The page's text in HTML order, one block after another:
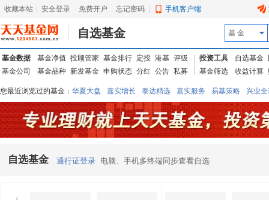
收藏本站 安全登录 免费开户 忘记密码 手机客户端
自选基金 基 金
基金数据 基金净值 投顾管家 基金排行 定投 港基 评级
基金公司
基金品种 新发基金 申购状态 分红 公告 私募
投资工具 自选基金
基金筛选
收益计算
您最近浏览过的基金： 华夏大盘 嘉实增长 泰达精选 嘉实服务 易基策略 兴业
信诚蓝筹 华夏优势 汇丰龙腾 华夏红利 易基中小盘 银华优质 中银中国 广发
东吴动力
自选基金 通行证登录 电脑、手机多终端同步查看自选